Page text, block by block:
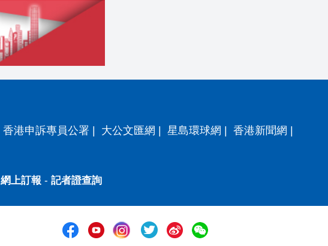
香港申訴專員公署 | 大公文匯網 | 星島環球網 | 香港新聞網 |
網上訂報 - 記者證查詢